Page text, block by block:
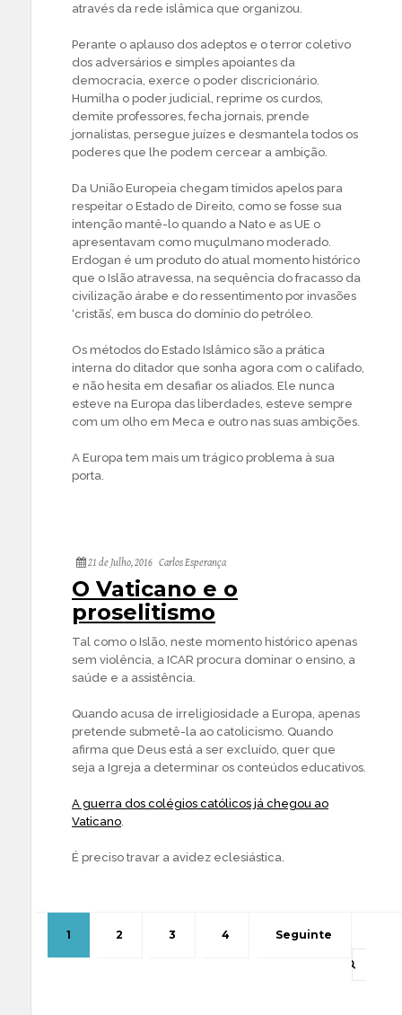
através da rede islâmica que organizou.
Perante o aplauso dos adeptos e o terror coletivo
dos adversários e simples apoiantes da
democracia, exerce o poder discricionário.
Humilha o poder judicial, reprime os curdos,
demite professores, fecha jornais, prende
jornalistas, persegue juízes e desmantela todos os
poderes que lhe podem cercear a ambição.
Da União Europeia chegam tímidos apelos para
respeitar o Estado de Direito, como se fosse sua
intenção mantê-lo quando a Nato e as UE o
apresentavam como muçulmano moderado.
Erdogan é um produto do atual momento histórico
que o Islão atravessa, na sequência do fracasso da
civilização árabe e do ressentimento por invasões
‘cristãs’, em busca do domínio do petróleo.
Os métodos do Estado Islâmico são a prática
interna do ditador que sonha agora com o califado,
e não hesita em desafiar os aliados. Ele nunca
esteve na Europa das liberdades, esteve sempre
com um olho em Meca e outro nas suas ambições.
A Europa tem mais um trágico problema à sua
porta.
21 de Julho, 2016 Carlos Esperança
O Vaticano e o
proselitismo
Tal como o Islão, neste momento histórico apenas
sem violência, a ICAR procura dominar o ensino, a
saúde e a assistência.
Quando acusa de irreligiosidade a Europa, apenas
pretende submetê-la ao catolicismo. Quando
afirma que Deus está a ser excluído, quer que
seja a Igreja a determinar os conteúdos educativos.
A guerra dos colégios católicos já chegou ao
Vaticano.
É preciso travar a avidez eclesiástica.
1 2 3 4 Seguinte